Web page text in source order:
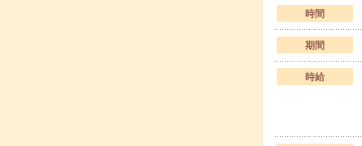
時間
期間
時給